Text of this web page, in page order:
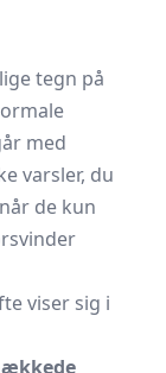
tegn på
med
varsler, du
de kun
viser sig i